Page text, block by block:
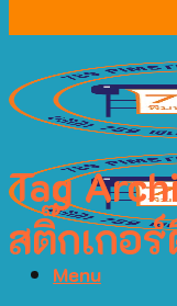
Menu
Tag
สติ๊กเกอ